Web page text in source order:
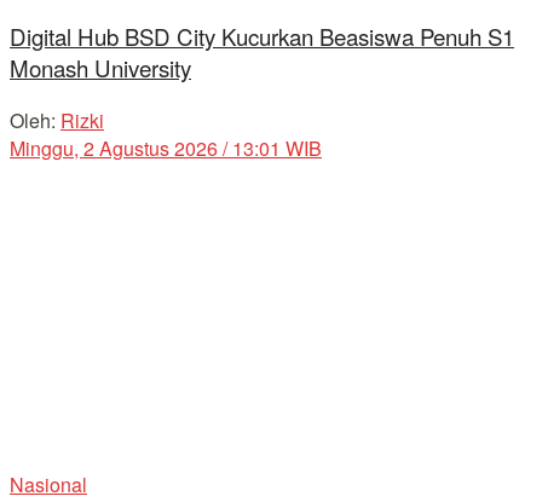
Digital Hub BSD City Kucurkan Beasiswa Penuh S1
Monash University
Oleh: Rizki
Minggu, 2 Agustus 2026 / 13:01 WIB
Nasional